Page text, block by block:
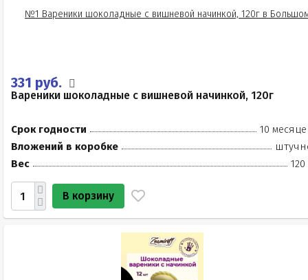
331 руб.
Вареники шоколадные с вишневой начинкой, 120г
Срок годности
10
Вложений в коробке
Вес
120
В корзину